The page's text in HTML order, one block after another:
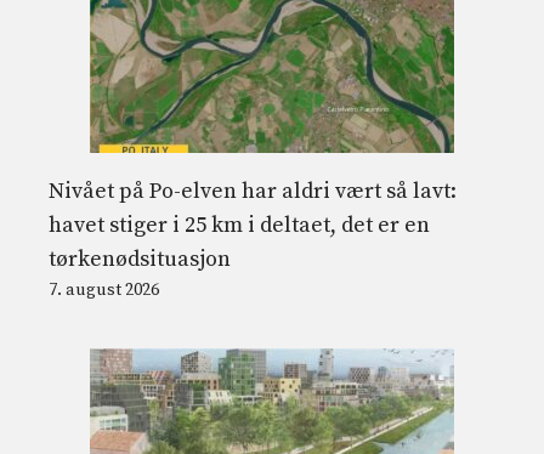
Nivået på Po-elven har aldri vært så lavt:
havet stiger i 25 km i deltaet, det er en
tørkenødsituasjon
7. august 2026